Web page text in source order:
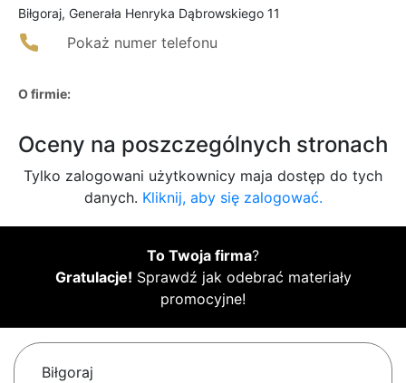
Biłgoraj, Generała Henryka Dąbrowskiego 11
Pokaż numer telefonu
O firmie:
Oceny na poszczególnych stronach
Tylko zalogowani użytkownicy maja dostęp do tych
danych. Kliknij, aby się zalogować.
To Twoja firma?
Gratulacje! Sprawdź jak odebrać materiały
promocyjne!
Biłgoraj